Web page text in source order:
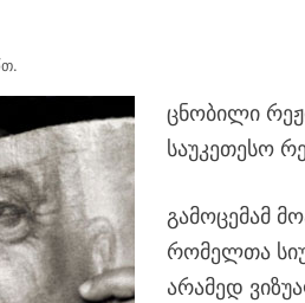
ცნობილი
საუკეთესო
გამოცემამ
რომელთა
არამედ